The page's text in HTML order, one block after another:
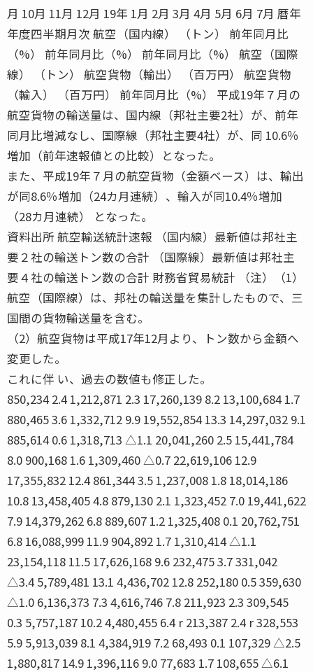
月 10月 11月 12月 19年 1月 2月 3月 4月 5月 6月 7月 暦年
年度四半期月次 航空（国内線） （トン） 前年同月比
（%） 前年同月比（%） 前年同月比（%） 航空（国際
線） （トン） 航空貨物（輸出） （百万円） 航空貨物
（輸入） （百万円） 前年同月比（%） 平成19年７月の
航空貨物の輸送量は、国内線（邦社主要2社）が、前年
同月比増減なし、国際線（邦社主要4社）が、同 10.6％
増加（前年速報値との比較）となった。
また、平成19年７月の航空貨物（金額ベース）は、輸出
が同8.6％増加（24カ月連続）、輸入が同10.4％増加
（28カ月連続） となった。
資料出所 航空輸送統計速報 （国内線）最新値は邦社主
要２社の輸送トン数の合計 （国際線）最新値は邦社主
要４社の輸送トン数の合計 財務省貿易統計 （注）（1）
航空（国際線）は、邦社の輸送量を集計したもので、三
国間の貨物輸送量を含む。
（2）航空貨物は平成17年12月より、トン数から金額へ
変更した。
これに伴 い、過去の数値も修正した。
850,234 2.4 1,212,871 2.3 17,260,139 8.2 13,100,684 1.7
880,465 3.6 1,332,712 9.9 19,552,854 13.3 14,297,032 9.1
885,614 0.6 1,318,713 △1.1 20,041,260 2.5 15,441,784
8.0 900,168 1.6 1,309,460 △0.7 22,619,106 12.9
17,355,832 12.4 861,344 3.5 1,237,008 1.8 18,014,186
10.8 13,458,405 4.8 879,130 2.1 1,323,452 7.0 19,441,622
7.9 14,379,262 6.8 889,607 1.2 1,325,408 0.1 20,762,751
6.8 16,088,999 11.9 904,892 1.7 1,310,414 △1.1
23,154,118 11.5 17,626,168 9.6 232,475 3.7 331,042
△3.4 5,789,481 13.1 4,436,702 12.8 252,180 0.5 359,630
△1.0 6,136,373 7.3 4,616,746 7.8 211,923 2.3 309,545
0.3 5,757,187 10.2 4,480,455 6.4 r 213,387 2.4 r 328,553
5.9 5,913,039 8.1 4,384,919 7.2 68,493 0.1 107,329 △2.5
1,880,817 14.9 1,396,116 9.0 77,683 1.7 108,655 △6.1